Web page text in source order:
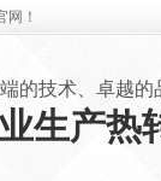
网！
的技术、卓越
生产热